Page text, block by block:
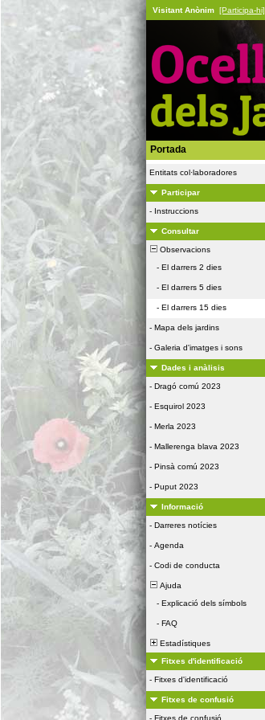
Visitant Anònim [Participa-hi]
Portada
Entitats col·laboradores
Participar
- Instruccions
Consultar
Observacions
- El darrers 2 dies
- El darrers 5 dies
- El darrers 15 dies
- Mapa dels jardins
- Galeria d'imatges i sons
Dades i anàlisis
- Dragó comú 2023
- Esquirol 2023
- Merla 2023
- Mallerenga blava 2023
- Pinsà comú 2023
- Puput 2023
Informació
- Darreres notícies
- Agenda
- Codi de conducta
Ajuda
- Explicació dels símbols
- FAQ
Estadístiques
Fitxes d'identificació
- Fitxes d'identificació
Fitxes de confusió
- Fitxes de confusió